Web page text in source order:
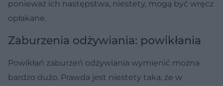
ponieważ ich następstwa, niestety, mogą być wręcz
opłakane.
Zaburzenia odżywiania: powikłania
Powikłań zaburzeń odżywiania wymienić można
bardzo dużo. Prawda jest niestety taka, że w